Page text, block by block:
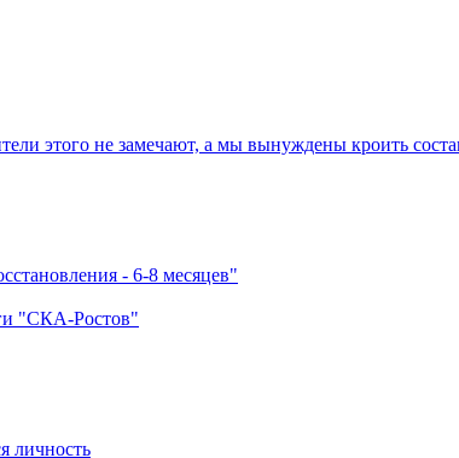
этого не замечают, а мы вынуждены кроить
- 6-8 месяцев"
"СКА-Ростов"
личность